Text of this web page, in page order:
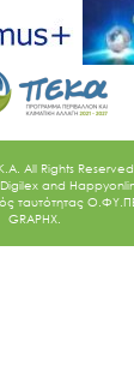
All Rights
Digilex and
ταυτότητας
GRAPHX.